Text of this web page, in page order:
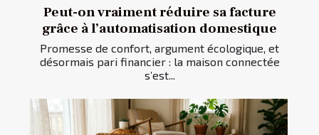
Peut-on vraiment réduire sa facture
grâce à l’automatisation domestique
Promesse de confort, argument écologique, et
désormais pari financier : la maison connectée
s’est...